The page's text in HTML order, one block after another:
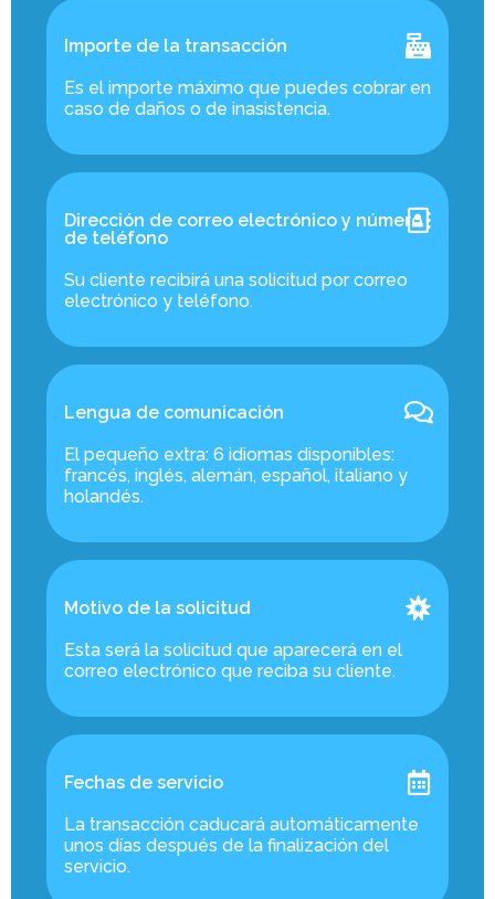
Importe de la transacción
Es el importe máximo que puedes cobrar en
caso de daños o de inasistencia.
Dirección de correo electrónico y número
de teléfono
Su cliente recibirá una solicitud por correo
electrónico y teléfono.
Lengua de comunicación
El pequeño extra: 6 idiomas disponibles:
francés, inglés, alemán, español, italiano y
holandés.
Motivo de la solicitud
Esta será la solicitud que aparecerá en el
correo electrónico que reciba su cliente.
Fechas de servicio
La transacción caducará automáticamente
unos días después de la finalización del
servicio.